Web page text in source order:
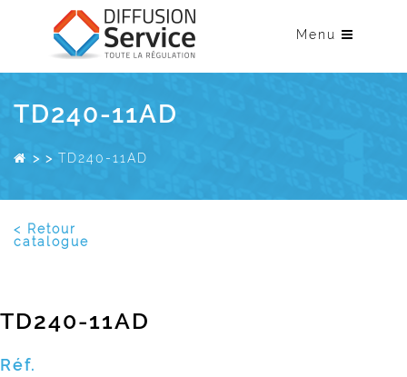
Menu
TD240-11AD
> > TD240-11AD
< Retour
catalogue
TD240-11AD
Réf.